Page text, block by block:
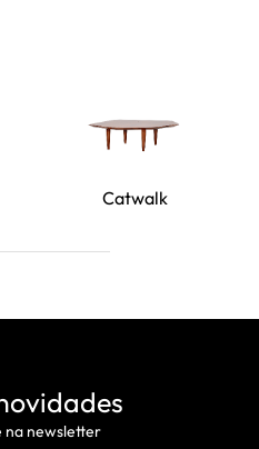
Catwalk
na newsletter